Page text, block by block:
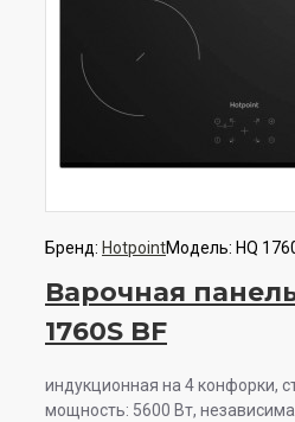
Бренд: HotpointМодель: HQ
Варочная
1760S BF
индукционная на 4 конфорки,
мощность: 5600 Вт,